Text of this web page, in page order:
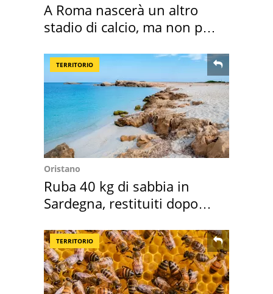
A Roma nascerà un altro
stadio di calcio, ma non per
TERRITORIO
Oristano
Ruba 40 kg di sabbia in
Sardegna, restituiti dopo
TERRITORIO